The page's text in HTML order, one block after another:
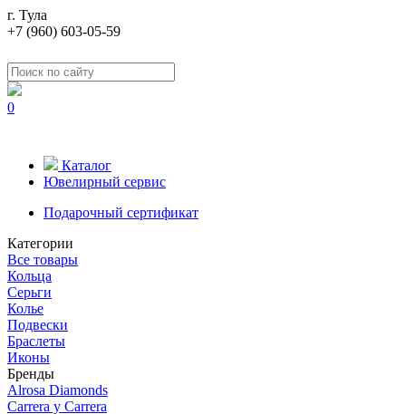
г. Тула
+7 (960) 603-05-59
0
Каталог
Ювелирный сервис
Подарочный сертификат
Категории
Все товары
Кольца
Серьги
Колье
Подвески
Браслеты
Иконы
Бренды
Alrosa Diamonds
Carrera y Carrera